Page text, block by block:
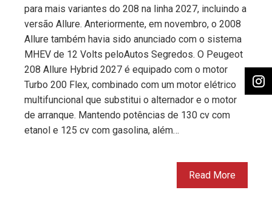
para mais variantes do 208 na linha 2027, incluindo a
versão Allure. Anteriormente, em novembro, o 2008
Allure também havia sido anunciado com o sistema
MHEV de 12 Volts peloAutos Segredos. O Peugeot
208 Allure Hybrid 2027 é equipado com o motor
Turbo 200 Flex, combinado com um motor elétrico
multifuncional que substitui o alternador e o motor
de arranque. Mantendo potências de 130 cv com
etanol e 125 cv com gasolina, além…
Read More